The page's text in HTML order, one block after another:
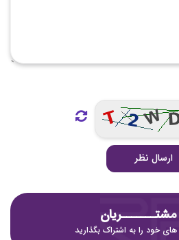
ارسال نظر
خود را به اشتراک بگذارید